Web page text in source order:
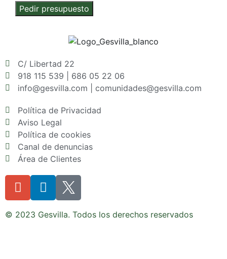
C/ Libertad 22
918 115 539 | 686 05 22 06
info@gesvilla.com | comunidades@gesvilla.com
Política de Privacidad
Aviso Legal
Política de cookies
Canal de denuncias
Área de Clientes
© 2023 Gesvilla. Todos los derechos reservados